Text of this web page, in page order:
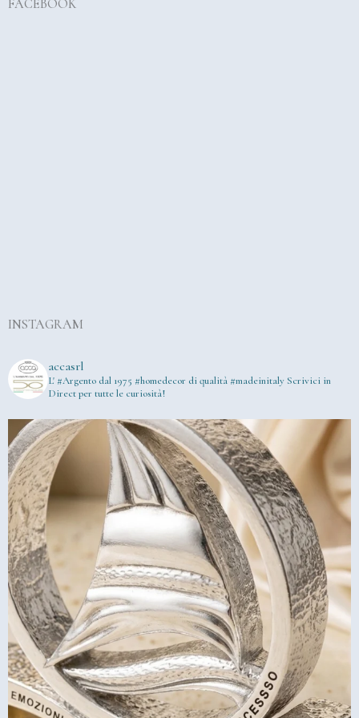
FACEBOOK
INSTAGRAM
accasrl
L' #Argento dal 1975 #homedecor di qualità #madeinitaly Scrivici in
Direct per tutte le curiosità!